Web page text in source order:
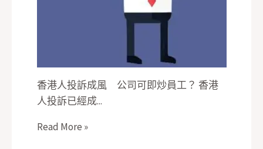
香港人投訴成風 公司可即炒員工？ 香港
人投訴已經成...
Read More »